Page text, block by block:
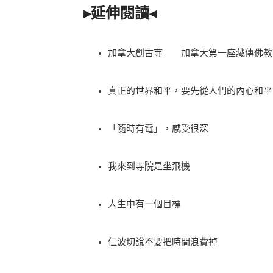
▸延伸閱讀◂
加拿大創古寺——加拿大第一座藏傳佛
真正的世界和平，要先從人們的內心和
「隨時有電」，感受很深
我來到寺院是坐飛機
人生中有一個目標
仁波切說不要把時間浪費掉